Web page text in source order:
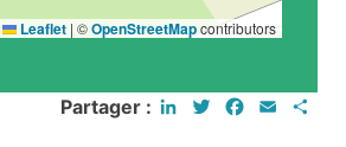
Leaflet | ©OpenStreetMapcontributors
Partager : LinkedInTwitterFacebook
Email